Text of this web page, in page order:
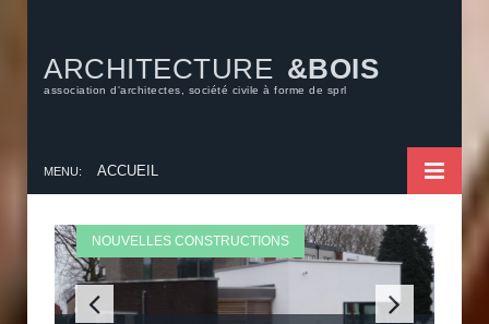
ARCHITECTURE &BOIS
association d'architectes, société civile à forme de sprl
MENU: ACCUEIL
NOUVELLES CONSTRUCTIONS